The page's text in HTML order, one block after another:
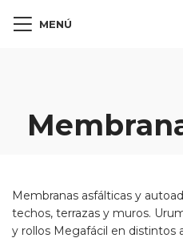
MENÚ
Membranas asfálticas y
techos, terrazas y muros.
y rollos Megafácil en distintos